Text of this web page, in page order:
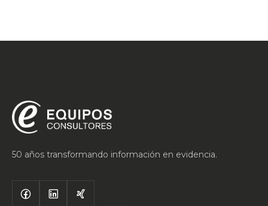
50 años transformando información en evidencia.